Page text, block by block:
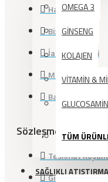
OMEGA 3
GİNSENG
KOLAJEN
VİTAMİN &
TÜM
SAĞLIKLI
Hakkımızda
Bize Ulaşın
İade İşlemleri
Markalarımız
Banka Hesap
Sözleşmeler
Teslimat
Gizlilik Politikası